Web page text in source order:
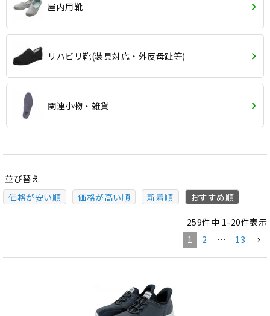
屋内用靴
リハビリ靴(装具対応・外反母趾等)
関連小物・雑貨
並び替え
価格が安い順
価格が高い順 新着順 おすすめ順
259件中 1-20件表示
1
2 … 13